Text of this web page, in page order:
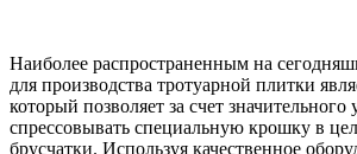
Наиболее распространенным на
для производства тротуарной плитки
который позволяет за счет значительного
спрессовывать специальную крошку в
брусчатки. Используя качественное